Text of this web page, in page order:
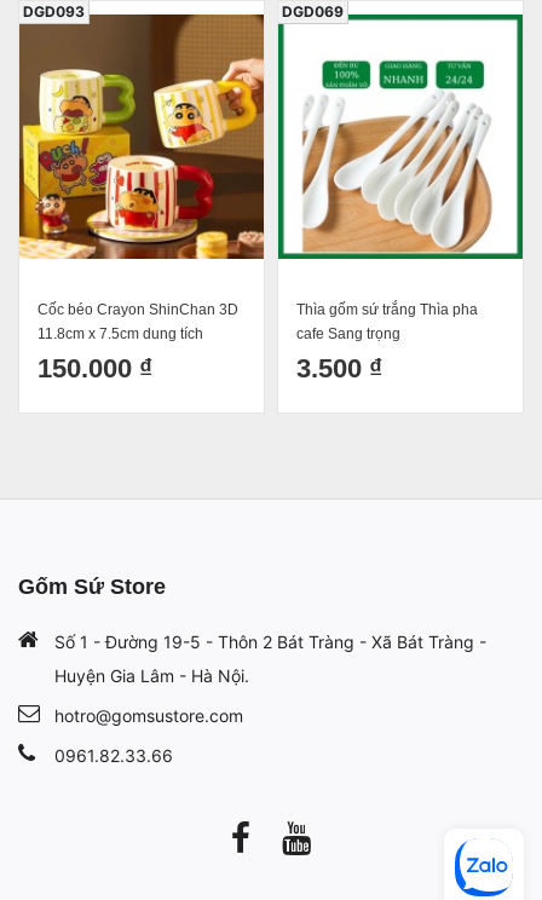
Cốc béo Crayon ShinChan 3D
11.8cm x 7.5cm dung tích
450ml
150.000 ₫
DGD093
Thìa gốm sứ trắng Thìa pha
cafe Sang trọng
3.500 ₫
DGD069
Gốm Sứ Store
Số 1 - Đường 19-5 - Thôn 2 Bát Tràng - Xã Bát Tràng -
Huyện Gia Lâm - Hà Nội.
hotro@gomsustore.com
0961.82.33.66